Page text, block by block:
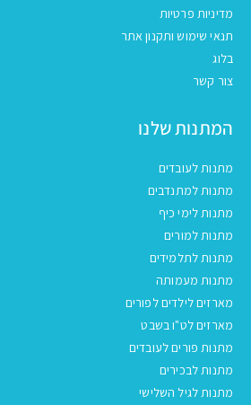
מדיניות פרטיות
תנאי שימוש ותקנון אתר
בלוג
צור קשר
המתנות שלנו
מתנות לעובדים
מתנות למתנדבים
מתנות לימי כיף
מתנות למורים
מתנות לתלמידים
מתנות מעמותה
מארזים לילדים לפורים
מארזים לט"ו בשבט
מתנות פורים לעובדים
מתנות לבכירים
מתנות לגיל השלישי